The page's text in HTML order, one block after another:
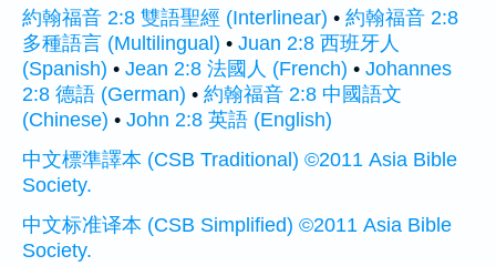
約翰福音 2:8 雙語聖經 (Interlinear) • 約翰福音 2:8
多種語言 (Multilingual) • Juan 2:8 西班牙人
(Spanish) • Jean 2:8 法國人 (French) • Johannes
2:8 德語 (German) • 約翰福音 2:8 中國語文
(Chinese) • John 2:8 英語 (English)
中文標準譯本 (CSB Traditional) ©2011 Asia Bible
Society.
中文标准译本 (CSB Simplified) ©2011 Asia Bible
Society.